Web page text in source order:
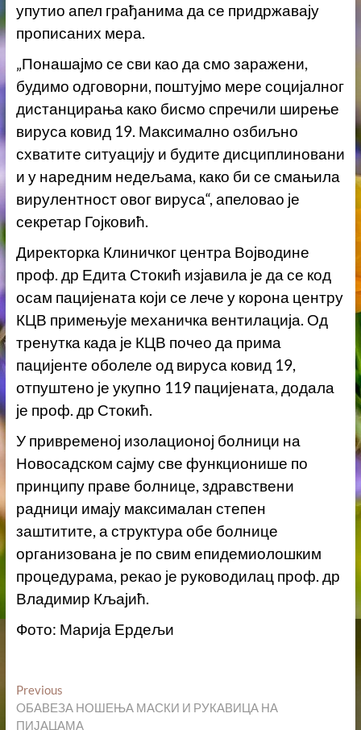
упутио апел грађанима да се придржавају
прописаних мера.
„Понашајмо се сви као да смо заражени,
будимо одговорни, поштујмо мере социјалног
дистанцирања како бисмо спречили ширење
вируса ковид 19. Максимално озбиљно
схватите ситуацију и будите дисциплиновани
и у наредним недељама, како би се смањила
вирулентност овог вируса“, апеловао је
секретар Гојковић.
Директорка Клиничког центра Војводине
проф. др Едита Стокић изјавила је да се код
осам пацијената који се лече у корона центру
КЦВ примењује механичка вентилација. Од
тренутка када је КЦВ почео да прима
пацијенте оболеле од вируса ковид 19,
отпуштено је укупно 119 пацијената, додала
је проф. др Стокић.
У привременој изолационој болници на
Новосадском сајму све функционише по
принципу праве болнице, здравствени
радници имају максималан степен
заштитите, а структура обе болнице
организована је по свим епидемиолошким
процедурама, рекао је руководилац проф. др
Владимир Кљајић.
Фото: Марија Ердељи
Кретање
чланка
PreviousPrevious
post:
OБАВЕЗА НОШЕЊА МАСКИ И РУКАВИЦА НА
ПИЈАЦАМА